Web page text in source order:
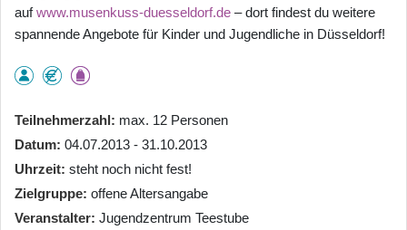
aufwww.musenkuss-duesseldorf.de – dort findest du weitere
spannende Angebote für Kinder und Jugendliche in Düsseldorf!
Teilnehmerzahl
max. 12 Personen
Datum 04.07.2013 - 31.10.2013
Uhrzeit steht noch nicht fest!
Zielgruppe offene Altersangabe
Veranstalter Jugendzentrum Teestube